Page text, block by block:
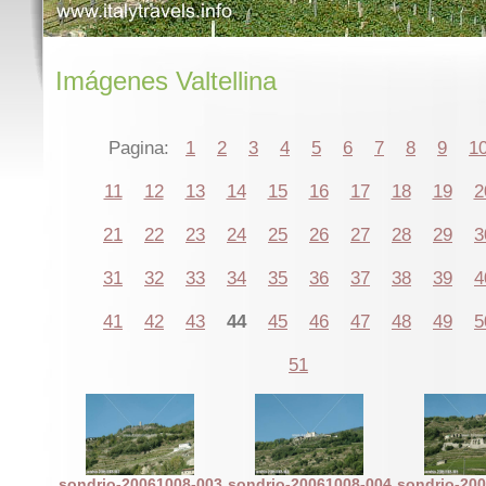
Imágenes Valtellina
Pagina: 1 2 3 4 5 6 7 8 9
11 12 13 14 15 16 17 18 19
21 22 23 24 25 26 27 28 29
31 32 33 34 35 36 37 38 39
41 42 43 44 45 46 47 48 49
51